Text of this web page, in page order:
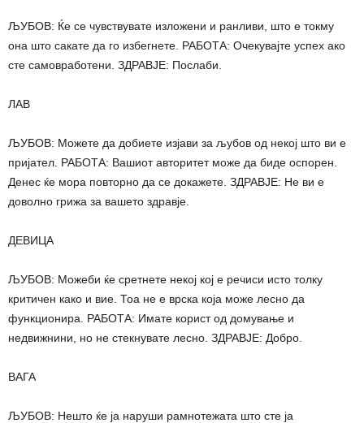
ЉУБОВ: Ќе се чувствувате изложени и ранливи, што е токму
она што сакате да го избегнете. РАБОТА: Очекувајте успех ако
сте самовработени. ЗДРАВЈЕ: Послаби.
ЛАВ
ЉУБОВ: Можете да добиете изјави за љубов од некој што ви е
пријател. РАБОТА: Вашиот авторитет може да биде оспорен.
Денес ќе мора повторно да се докажете. ЗДРАВЈЕ: Не ви е
доволно грижа за вашето здравје.
ДЕВИЦА
ЉУБОВ: Можеби ќе сретнете некој кој е речиси исто толку
критичен како и вие. Тоа не е врска која може лесно да
функционира. РАБОТА: Имате корист од домување и
недвижнини, но не стекнувате лесно. ЗДРАВЈЕ: Добро.
ВАГА
ЉУБОВ: Нешто ќе ја наруши рамнотежата што сте ја